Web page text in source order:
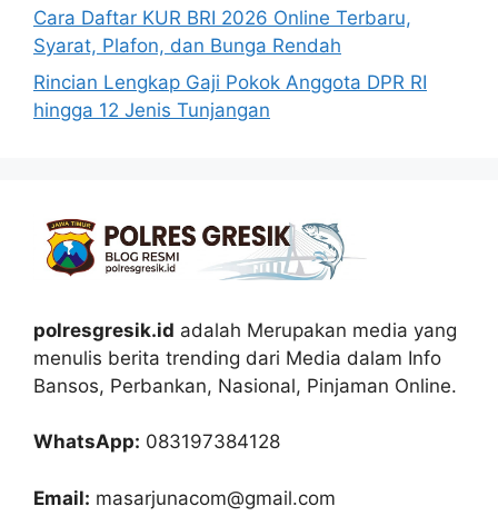
Cara Daftar KUR BRI 2026 Online Terbaru,
Syarat, Plafon, dan Bunga Rendah
Rincian Lengkap Gaji Pokok Anggota DPR RI
hingga 12 Jenis Tunjangan
polresgresik.id adalah Merupakan media yang
menulis berita trending dari Media dalam Info
Bansos, Perbankan, Nasional, Pinjaman Online.
WhatsApp: 083197384128
Email: masarjunacom@gmail.com